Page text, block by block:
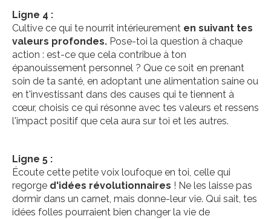
Ligne 4 :
Cultive ce qui te nourrit intérieurement en suivant tes
valeurs profondes. Pose-toi la question à chaque
action : est-ce que cela contribue à ton
épanouissement personnel ? Que ce soit en prenant
soin de ta santé, en adoptant une alimentation saine ou
en t'investissant dans des causes qui te tiennent à
cœur, choisis ce qui résonne avec tes valeurs et ressens
l'impact positif que cela aura sur toi et les autres.
Ligne 5 :
Écoute cette petite voix loufoque en toi, celle qui
regorge d'idées révolutionnaires ! Ne les laisse pas
dormir dans un carnet, mais donne-leur vie. Qui sait, tes
idées folles pourraient bien changer la vie de